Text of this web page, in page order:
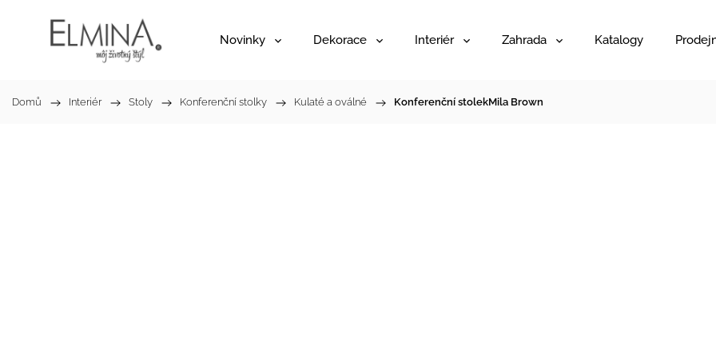
Novinky Dekorace Interiér Zahrada Katalogy
Domů / Interiér / Stoly / Konferenční stolky / Kulaté a oválné / Konferenční stolekMila Brown